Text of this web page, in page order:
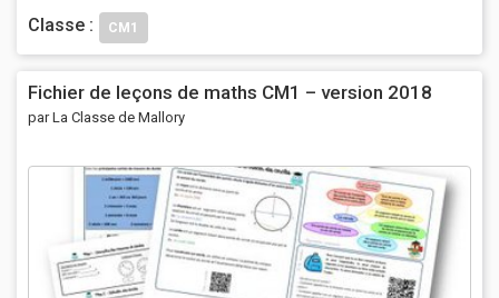
Classe :
CM1
Fichier de leçons de maths CM1 – version 2018
par La Classe de Mallory